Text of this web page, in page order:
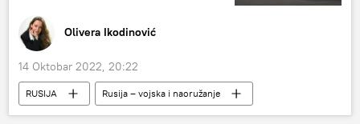
Olivera Ikodinović
14 Oktobar 2022, 20:22
RUSIJA
Rusija – vojska i naoružanje
Analize i mišljenja
Bundesver
NATO